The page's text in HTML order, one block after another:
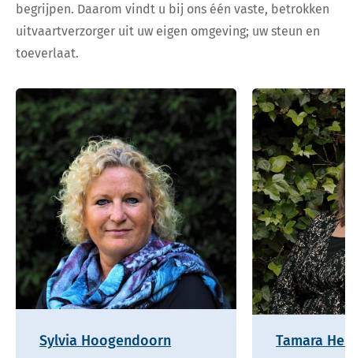
begrijpen. Daarom vindt u bij ons één vaste, betrokken
uitvaartverzorger uit uw eigen omgeving; uw steun en
toeverlaat.
Sylvia Hoogendoorn Tamara